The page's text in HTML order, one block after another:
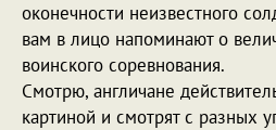
оконечности неизвестного
вам в лицо напоминают о
воинского соревнования.
Смотрю, англичане
картиной и смотрят с разных